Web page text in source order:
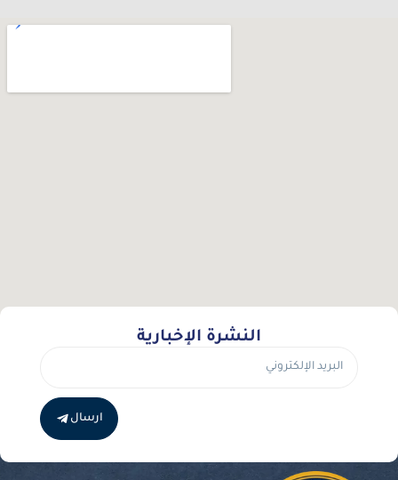
النشرة الإخبارية
ارسال